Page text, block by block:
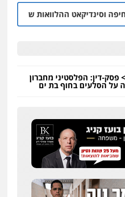
ההלוואות של משפחת הרינג
>פסק-דין: הפלסטיני מחברון
על הסלעים בחוף בת ים
גישור
קניג
כלכלי צבאי